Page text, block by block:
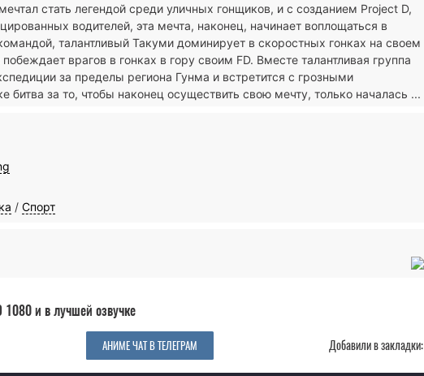
Экшен
Сверхъестественное
стать легендой среди уличных гонщиков, и с созданием Project D,
водителей, эта мечта, наконец, начинает воплощаться в
талантливый Такуми доминирует в скоростных гонках на своем
врагов в гонках в гору своим FD. Вместе талантливая группа
за пределы региона Гунма и встретится с грозными
битва за то, чтобы наконец осуществить свою мечту, только началась ...
/ Спорт
и в лучшей озвучке
АНИМЕ ЧАТ В ТЕЛЕГРАМ Добавили в закладки: